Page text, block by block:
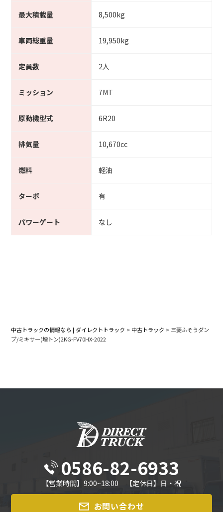
最大積載量 8,500kg
車両総重量 19,950kg
定員数 2人
ミッション 7MT
原動機型式 6R20
排気量 10,670cc
燃料 軽油
ターボ 有
パワーゲート なし
中古トラックの情報なら | ダイレクトトラック > 中古トラック > 三菱ふそうダン
プ/ミキサー(増トン)2KG-FV70HX-2022
0586-82-6933
【営業時間】9:00~18:00 【定休日】日・祝
お問い合わせ